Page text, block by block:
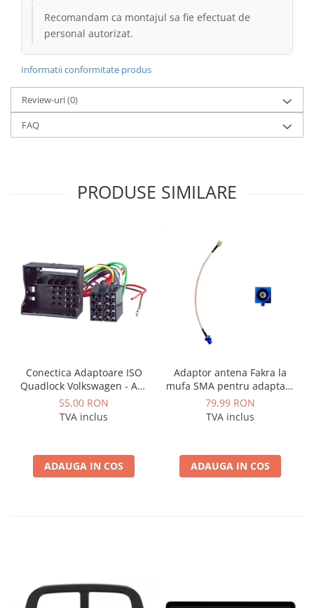
Recomandam ca montajul sa fie efectuat de
personal autorizat.
Informatii conformitate produs
Review-uri(0)
FAQ
PRODUSE SIMILARE
Conectica Adaptoare ISO
Quadlock Volkswagen - AD-
ISOVW
55,00 RON
TVA inclus
ADAUGA IN COS
Adaptor antena Fakra la
mufa SMA pentru adaptare
antena gps originala la
sistem aftermarket - AD-
79,99 RON
TVA inclus
ADAUGA IN COS